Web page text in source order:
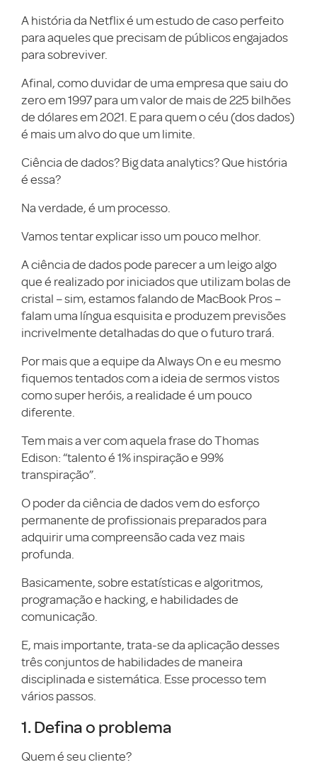
A história da Netflix é um estudo de caso perfeito
para aqueles que precisam de públicos engajados
para sobreviver.
Afinal, como duvidar de uma empresa que saiu do
zero em 1997 para um valor de mais de 225 bilhões
de dólares em 2021. E para quem o céu (dos dados)
é mais um alvo do que um limite.
Ciência de dados? Big data analytics? Que história
é essa?
Na verdade, é um processo.
Vamos tentar explicar isso um pouco melhor.
A ciência de dados pode parecer a um leigo algo
que é realizado por iniciados que utilizam bolas de
cristal – sim, estamos falando de MacBook Pros –
falam uma língua esquisita e produzem previsões
incrivelmente detalhadas do que o futuro trará.
Por mais que a equipe da Always On e eu mesmo
fiquemos tentados com a ideia de sermos vistos
como super heróis, a realidade é um pouco
diferente.
Tem mais a ver com aquela frase do Thomas
Edison: “talento é 1% inspiração e 99%
transpiração”.
O poder da ciência de dados vem do esforço
permanente de profissionais preparados para
adquirir uma compreensão cada vez mais
profunda.
Basicamente, sobre estatísticas e algoritmos,
programação e hacking, e habilidades de
comunicação.
E, mais importante, trata-se da aplicação desses
três conjuntos de habilidades de maneira
disciplinada e sistemática. Esse processo tem
vários passos.
1. Defina o problema
Quem é seu cliente?